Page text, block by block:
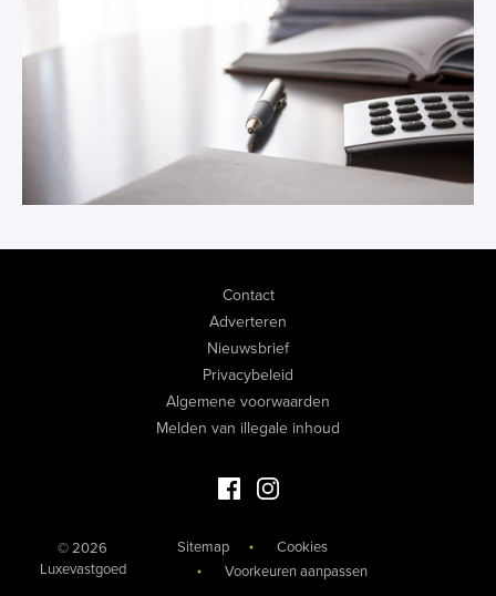
Contact
Adverteren
Nieuwsbrief
Privacybeleid
Algemene voorwaarden
Melden van illegale inhoud
Facebook Luxevastgoed
Instagram Luxevastgoed
© 2026
Luxevastgoed
Sitemap
Cookies
Voorkeuren aanpassen